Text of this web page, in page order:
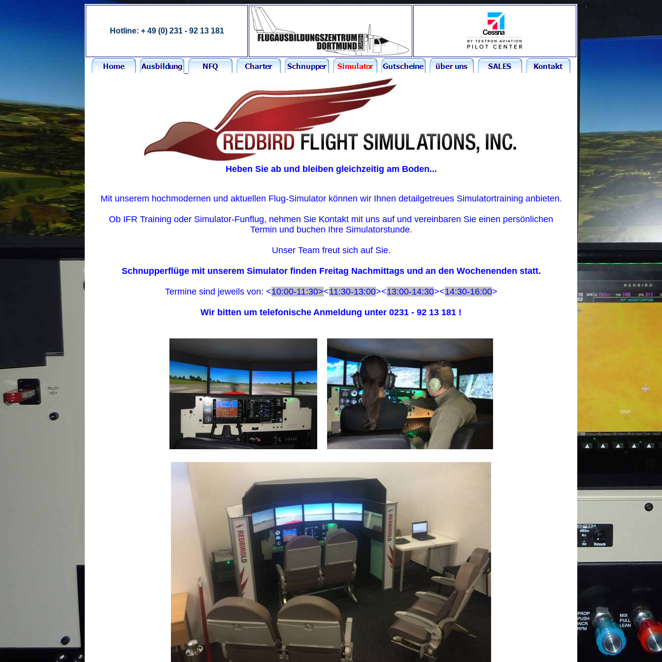
Hotline: + 49 (0) 231 - 92 13 181
Heben Sie ab und bleiben gleichzeitig am Boden...
Mit unserem hochmodernen und aktuellen Flug-Simulator können wir Ihnen detailgetreues Simulatortraining anbieten.
Ob IFR Training oder Simulator-Funflug, nehmen Sie Kontakt mit uns auf und vereinbaren Sie einen persönlichen
Termin und buchen Ihre Simulatorstunde.
Unser Team freut sich auf Sie.
Schnupperflüge mit unserem Simulator finden Freitag Nachmittags und an den Wochenenden statt.
Termine sind jeweils von: <10:00-11:30><11:30-13:00><13:00-14:30><14:30-16:00>
Wir bitten um telefonische Anmeldung unter 0231 - 92 13 181 !